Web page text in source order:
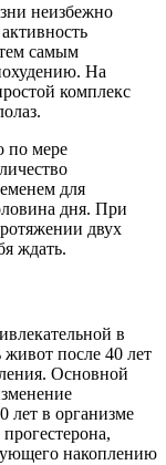
неизбежно
самым
На
комплекс
по мере
для
дня. При
двух
ждать.
в
после 40 лет
Основной
лет в организме
накоплению